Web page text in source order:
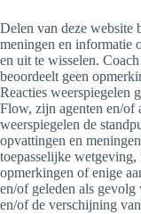
Delen van deze website
meningen en informatie
en uit te wisselen.
beoordeelt geen
Reacties weerspiegelen
Flow, zijn agenten en/of
weerspiegelen de
opvattingen en
toepasselijke
opmerkingen of enige
en/of geleden als gevolg
en/of de verschijning